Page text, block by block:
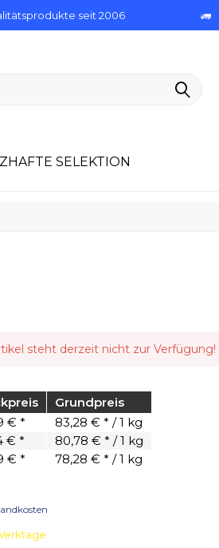
seit 2006
SELEKTION
steht derzeit nicht zur Verfügung!
Grundpreis
€ *
83,28 € * / 1 kg
€ *
80,78 € * / 1 kg
€ * 78,28 € * / 1 kg